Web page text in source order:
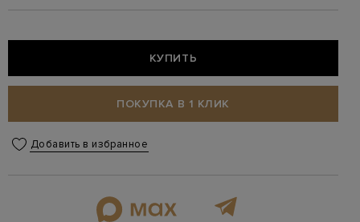
КУПИТЬ
ПОКУПКА В 1 КЛИК
Добавить в избранное